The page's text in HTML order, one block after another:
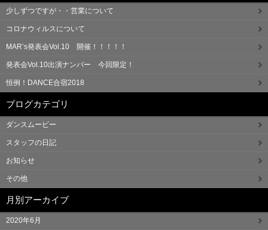
少しずつですが・・営業について
コロナウィルスについて
MAR’s発表会Vol.10 開催！！！！！
発表会Vol.10出演ナンバー 今回限定！
恒例！DANCE合宿2018
ブログカテゴリ
ダンスムービー
スタッフの日記
お知らせ
その他
月別アーカイブ
2020年6月